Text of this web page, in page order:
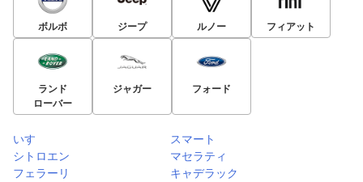
ボルボ ジープ ルノー フィアット
ランド
ローバー
ジャガー フォード
いすゞ
スマート
シトロエン
マセラティ
フェラーリ
キャデラック